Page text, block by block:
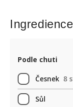
Ingredience
Podle chuti
Česnek 8
Sůl